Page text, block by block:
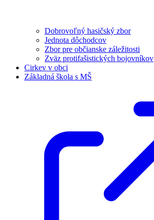
Dobrovoľný hasičský zbor
Jednota dôchodcov
Zbor pre občianske záležitosti
Zväz protifašistických bojovníkov
Cirkev v obci
Základná škola s MŠ